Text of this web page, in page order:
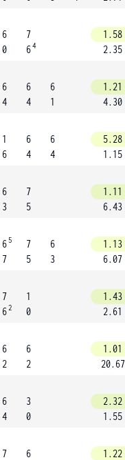
6
0
7
64
1.58
2.35
6
4
6
4
6
1
1.21
4.30
1
6
6
4
6
4
5.28
1.15
6
3
7
5
1.11
6.43
6 5
7
7
5
6
3
1.13
6.07
7
62
1
0
1.43
2.61
6
2
6
2
1.01
20.67
6
4
3
0
2.32
1.55
7
6
1.22